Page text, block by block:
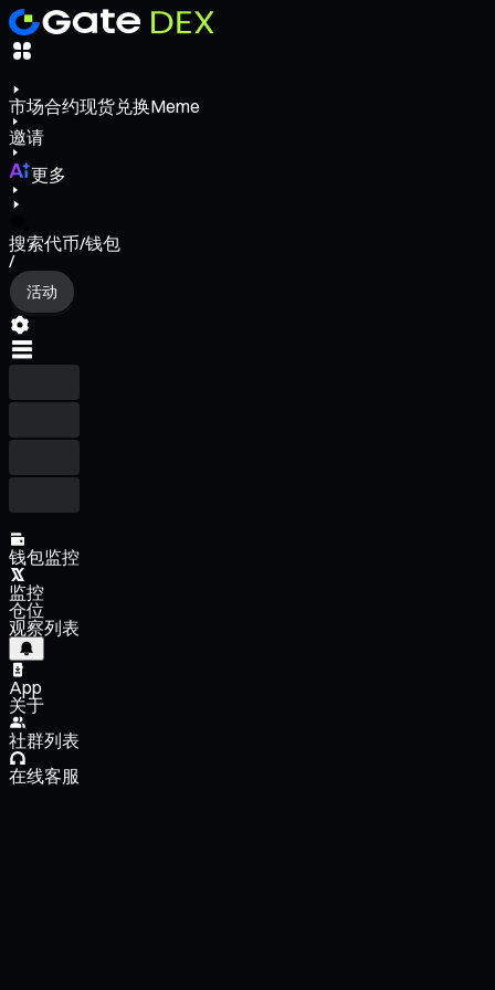
市场合约现货兑换Meme
邀请
更多
搜索代币/钱包
/
活动
钱包监控
监控
仓位
观察列表
App
关于
社群列表
在线客服